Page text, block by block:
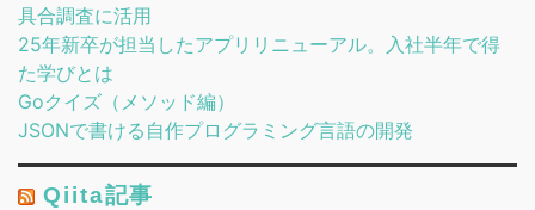
具合調査に活用
25年新卒が担当したアプリリニューアル。入社半年で得
た学びとは
Goクイズ（メソッド編）
JSONで書ける自作プログラミング言語の開発
Qiita記事